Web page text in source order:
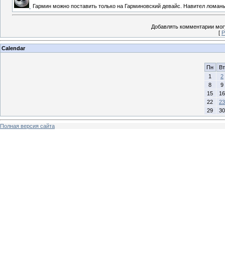
Гармин можно поставить только на Гарминовский девайс. Навител
Добавлять комментарии
[
Calendar
Пн
Вт
1
2
8
9
15
16
22
23
29
30
Полная версия сайта